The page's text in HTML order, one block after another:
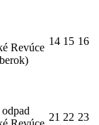
Revúce
14 15 16
21 22 23